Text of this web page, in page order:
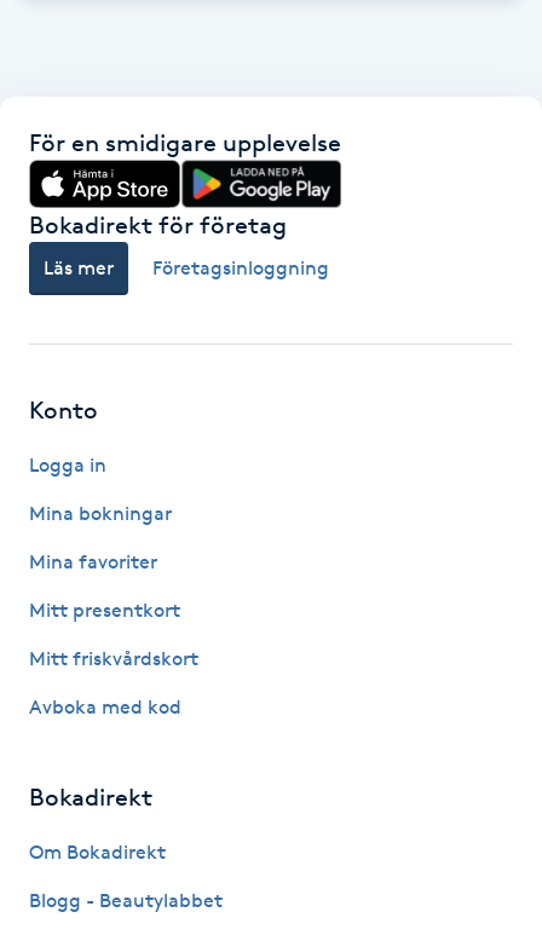
Klippning
Kosmetisk tatuering
Kostrådgivning
Kroppspeeling
Kärlbehandling
Laserbehandling
För en smidigare upplevelse
Bokadirekt för företag
Läs mer Företagsinloggning
Konto
Logga in
Mina bokningar
Mina favoriter
Mitt presentkort
Mitt friskvårdskort
Avboka med kod
Bokadirekt
Om Bokadirekt
Blogg - Beautylabbet